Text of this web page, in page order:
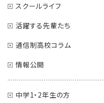
スクールライフ
活躍する先輩たち
通信制高校コラム
情報公開
中学1・2年生の方